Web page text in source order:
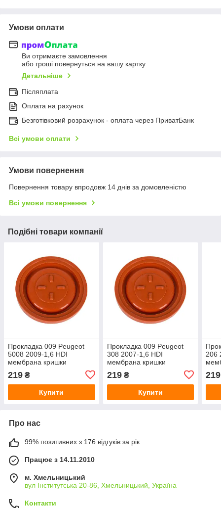
Умови оплати
Ви отримаєте замовлення
або гроші повернуться на вашу картку
Детальніше
Післяплата
Оплата на рахунок
Безготівковий розрахунок - оплата через ПриватБанк
Всі умови оплати
Умови повернення
Повернення товару впродовж 14 днів за домовленістю
Всі умови повернення
Подібні товари компанії
Прокладка 009 Peugeot
5008 2009-1,6 HDI
мембрана кришки
клапана 51 мм, арт. DA-
18079
219 ₴
Купити
Прокладка 009 Peugeot
308 2007-1,6 HDI
мембрана кришки
клапанів 51 мм, арт. DA-
18075
219₴
Купити
206
219
Про нас
99% позитивних з 176 відгуків за рік
Працює з 14.11.2010
м. Хмельницький
вул Інститутська 20-86, Хмельницький, Україна
Контакти